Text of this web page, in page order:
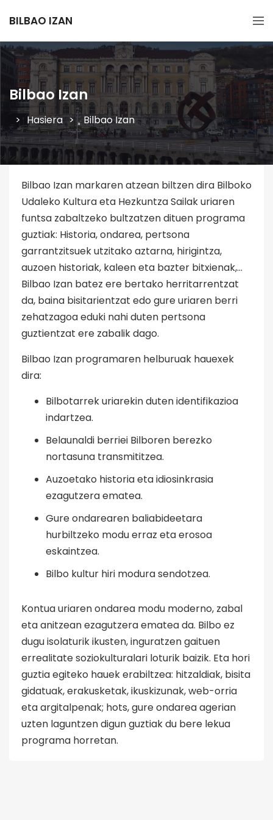
BILBAO IZAN
Bilbao Izan
Hasiera » Bilbao Izan
Bilbao Izan markaren atzean biltzen dira Bilboko
Udaleko Kultura eta Hezkuntza Sailak uriaren
funtsa zabaltzeko bultzatzen dituen programa
guztiak: Historia, ondarea, pertsona
garrantzitsuek utzitako aztarna, hirigintza,
auzoen historiak, kaleen eta bazter bitxienak,…
Bilbao Izan batez ere bertako herritarrentzat
da, baina bisitarientzat edo gure uriaren berri
zehatzagoa eduki nahi duten pertsona
guztientzat ere zabalik dago.
Bilbao Izan programaren helburuak hauexek
dira:
Bilbotarrek uriarekin duten identifikazioa
indartzea.
Belaunaldi berriei Bilboren berezko
nortasuna transmititzea.
Auzoetako historia eta idiosinkrasia
ezagutzera ematea.
Gure ondarearen baliabideetara
hurbiltzeko modu erraz eta erosoa
eskaintzea.
Bilbo kultur hiri modura sendotzea.
Kontua uriaren ondarea modu moderno, zabal
eta anitzean ezagutzera ematea da. Bilbo ez
dugu isolaturik ikusten, inguratzen gaituen
errealitate soziokulturalari loturik baizik. Eta hori
guztia egiteko hauek erabiltzea: hitzaldiak, bisita
gidatuak, erakusketak, ikuskizunak, web-orria
eta argitalpenak; hots, gure ondarea agerian
uzten laguntzen digun guztiak du bere lekua
programa horretan.